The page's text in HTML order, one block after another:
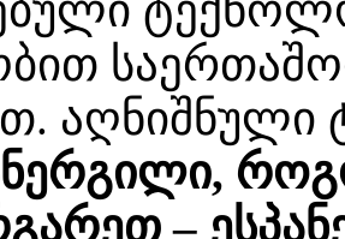
აღნიშნული
,
–